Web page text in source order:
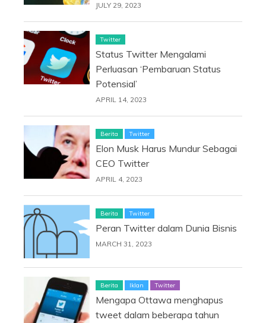
JULY 29, 2023
Twitter
Status Twitter Mengalami
Perluasan ‘Pembaruan Status
Potensial’
APRIL 14, 2023
Berita Twitter
Elon Musk Harus Mundur Sebagai
CEO Twitter
APRIL 4, 2023
Berita Twitter
Peran Twitter dalam Dunia Bisnis
MARCH 31, 2023
Berita Iklan Twitter
Mengapa Ottawa menghapus
tweet dalam beberapa tahun